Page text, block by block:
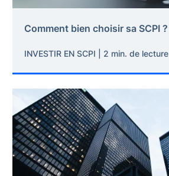
Comment bien choisir sa SCPI ?
INVESTIR EN SCPI | 2 min. de lecture